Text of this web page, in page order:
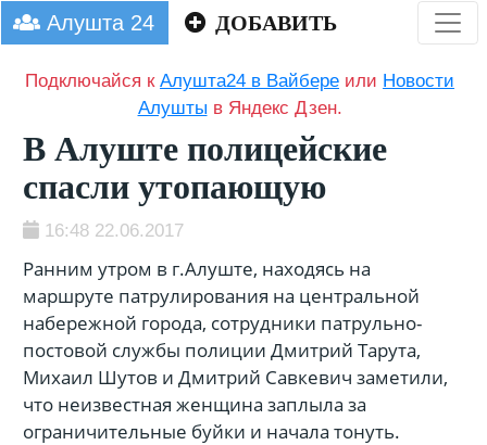
Алушта 24 ДОБАВИТЬ
Подключайся кАлушта24 в Вайбере или Новости
Алушты в Яндекс Дзен.
В Алуште полицейские
спасли утопающую
16:48 22.06.2017
Ранним утром в г.Алуште, находясь на
маршруте патрулирования на центральной
набережной города, сотрудники патрульно-
постовой службы полиции Дмитрий Тарута,
Михаил Шутов и Дмитрий Савкевич заметили,
что неизвестная женщина заплыла за
ограничительные буйки и начала тонуть.